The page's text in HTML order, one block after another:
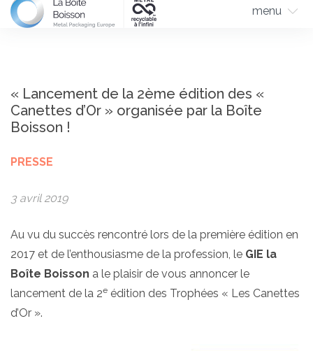
menu
« Lancement de la 2ème édition des «
Canettes d’Or » organisée par la Boîte
Boisson !
PRESSE
3 avril 2019
Au vu du succès rencontré lors de la première édition en
2017 et de l’enthousiasme de la profession, le GIE la
Boîte Boisson a le plaisir de vous annoncer le
lancement de la 2e édition des Trophées « Les Canettes
d’Or ».